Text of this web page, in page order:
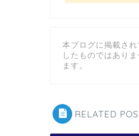
本ブログに掲載さ
したものではあり
ます。
RELATED